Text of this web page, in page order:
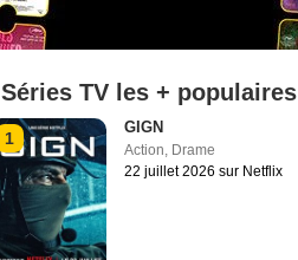
Séries TV les + populaires
1
GIGN
Action, Drame
22 juillet 2026 sur Netflix